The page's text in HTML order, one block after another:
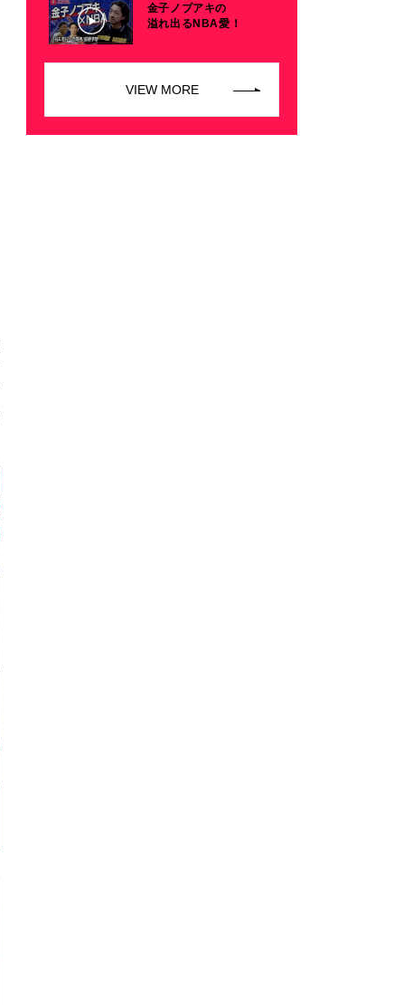
金子ノブアキの
溢れ出るNBA愛！
VIEW MORE